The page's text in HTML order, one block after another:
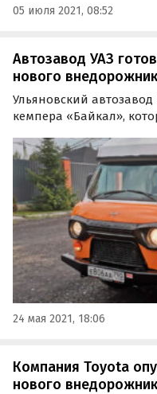
05 июля 2021, 08:52
Автозавод УАЗ
нового
Ульяновский
кемпера «Байкал»,
автодомов займется
«Автодом», а начать
после…
24 мая 2021, 18:06
Компания Toyota
нового